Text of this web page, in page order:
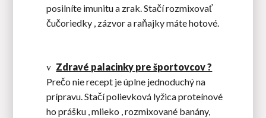
posilníte imunitu a zrak. Stačí rozmixovať
čučoriedky , zázvor a raňajky máte hotové.
v Zdravé palacinky pre športovcov ?
Prečo nie recept je úplne jednoduchý na
prípravu. Stačí polievková lyžica proteínové
ho prášku , mlieko , rozmixované banány,